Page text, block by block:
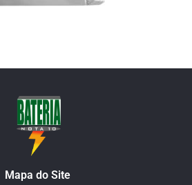
Mapa do Site